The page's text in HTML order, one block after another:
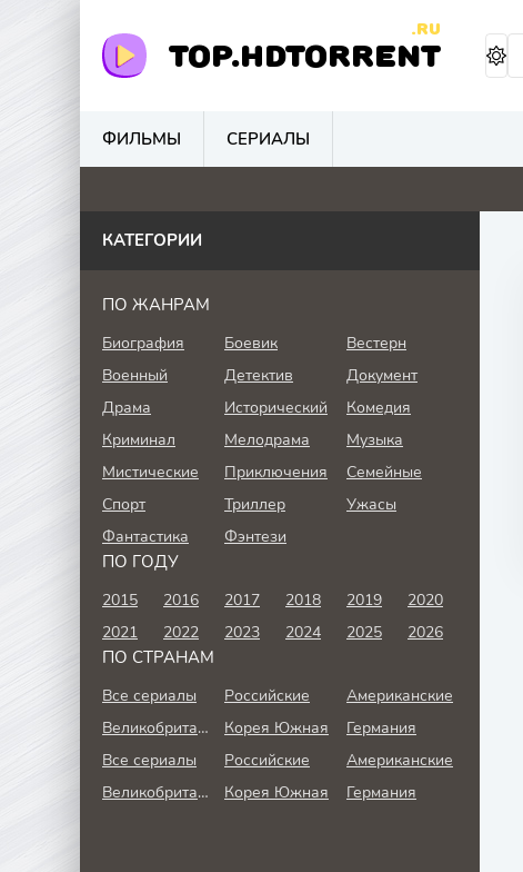
TOP.HDTORRENT
.RU
ФИЛЬМЫ СЕРИАЛЫ
0 0 4.8 0
КАТЕГОРИИ
ПО ЖАНРАМ
Биография Боевик
Вестерн
Военный
Детектив
Документ
Драма
Исторический
Комедия
Криминал
Мелодрама
Музыка
Мистические
Приключения
Семейные
Спорт
Триллер
Ужасы
Фантастика
Фэнтези
ПО ГОДУ
2015 2016 2017 2018 2019
2020
2021
2022 2023 2024 2025 2026
ПО СТРАНАМ
Все сериалы Российские
Американские
Великобритания
Корея Южная
Германия
Все сериалы
Российские
Американские
Великобритания
Корея Южная Германия